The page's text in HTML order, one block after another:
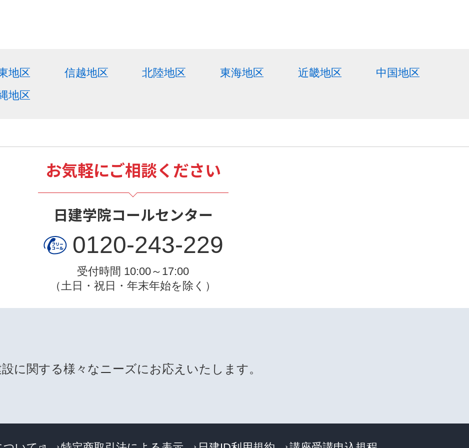
地区 信越地区 北陸地区 東海地区 近畿地区
中国地区
地区
お気軽にご相談ください
日建学院コールセンター
0120-243-229
受付時間 10:00～17:00
（土日・祝日・年末年始を除く）
に関する様々なニーズにお応えいたします。